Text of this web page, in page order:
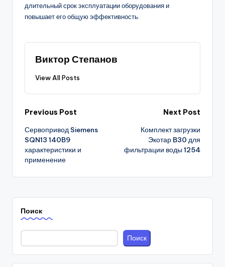
длительный срок эксплуатации оборудования и
повышает его общую эффективность.
Виктор Степанов
View All Posts
Post
navigation
Previous Post
Сервопривод Siemens
SQN13 140B9
характеристики и
применение
Next Post
Комплект загрузки
Экотар B30 для
фильтрации воды 1254
Поиск
Поиск